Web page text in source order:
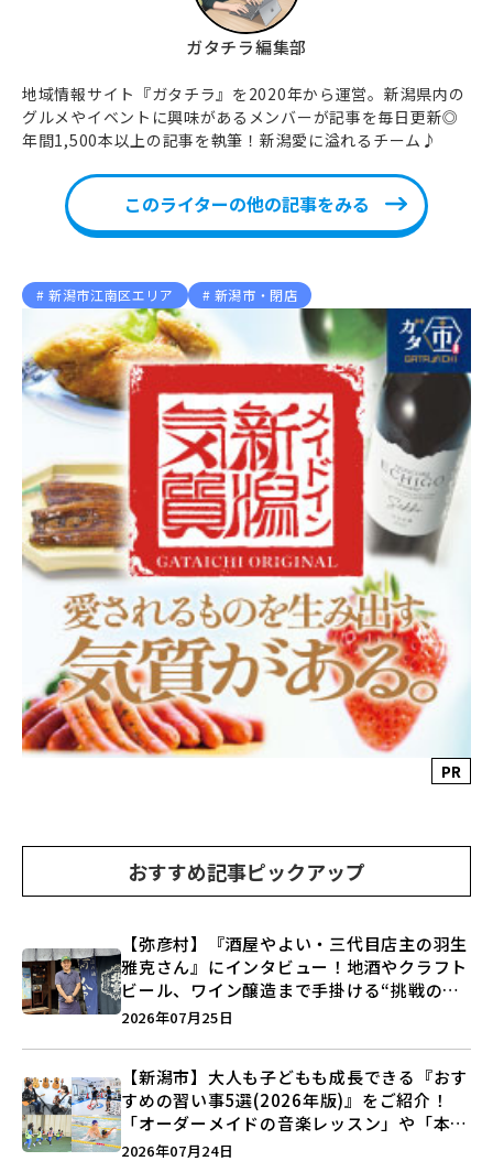
ガタチラ編集部
地域情報サイト『ガタチラ』を2020年から運営。新潟県内の
グルメやイベントに興味があるメンバーが記事を毎日更新◎
年間1,500本以上の記事を執筆！新潟愛に溢れるチーム♪
このライターの他の記事をみる
新潟市江南区エリア 新潟市・閉店
PR
おすすめ記事ピックアップ
【弥彦村】『酒屋やよい・三代目店主の羽生
雅克さん』にインタビュー！地酒やクラフト
ビール、ワイン醸造まで手掛ける“挑戦の歴
史”に迫る♪
2026年07月25日
【新潟市】大人も子どもも成長できる『おす
すめの習い事5選(2026年版)』をご紹介！
「オーダーメイドの音楽レッスン」や「本格
キックボクシング」で新しい自分を見つけよ
2026年07月24日